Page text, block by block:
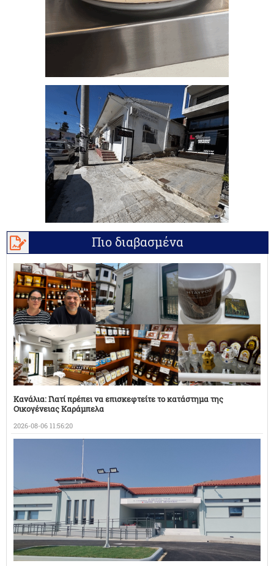
Πιο διαβασμένα
Κανάλια: Γιατί πρέπει να επισκεφτείτε το κατάστημα της
Οικογένειας Καράμπελα
2026-08-06 11:56:20